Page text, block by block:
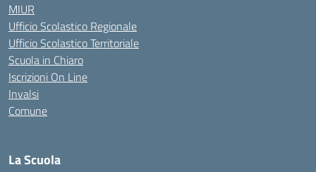
MIUR
Ufficio Scolastico Regionale
Ufficio Scolastico Territoriale
Scuola in Chiaro
Iscrizioni On Line
Invalsi
Comune
La Scuola